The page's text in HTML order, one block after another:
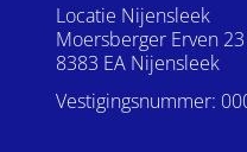
Locatie Nijensleek
Moersberger Erven 23
8383 EA Nijensleek
Vestigingsnummer: